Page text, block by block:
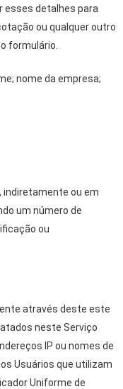
esses detalhes para
ou qualquer outro
formulário.
nome da empresa;
ou em
um número de
ou
através deste este
neste Serviço
IP ou nomes de
Usuários que utilizam
Uniforme de